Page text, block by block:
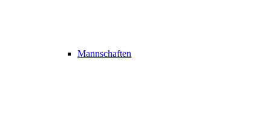
Mannschaften